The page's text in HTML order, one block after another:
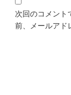
次回のコメント
前、メールアド